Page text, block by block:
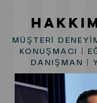
MÜŞTERİ
KONUŞMACI |
DANIŞMAN |